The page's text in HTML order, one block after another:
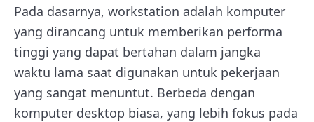
Pada dasarnya, workstation adalah komputer
yang dirancang untuk memberikan performa
tinggi yang dapat bertahan dalam jangka
waktu lama saat digunakan untuk pekerjaan
yang sangat menuntut. Berbeda dengan
komputer desktop biasa, yang lebih fokus pada